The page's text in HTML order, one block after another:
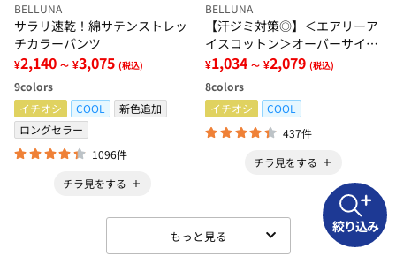
BELLUNA
サラリ速乾！綿サテンストレッ
チカラーパンツ
¥2,140 ～ ¥3,075 (税込)
9colors
イチオシ
COOL
新色追加
ロングセラー
1096件
チラ見をする
BELLUNA
【汗ジミ対策◎】＜エアリーア
イスコットン＞オーバーサイズ
Ｔシャツ【選べる袖丈】
¥1,034 ～ ¥2,079 (税込)
8colors
イチオシ
COOL
437件
チラ見をする
もっと見る
絞り込み